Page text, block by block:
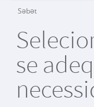
Səbət
se